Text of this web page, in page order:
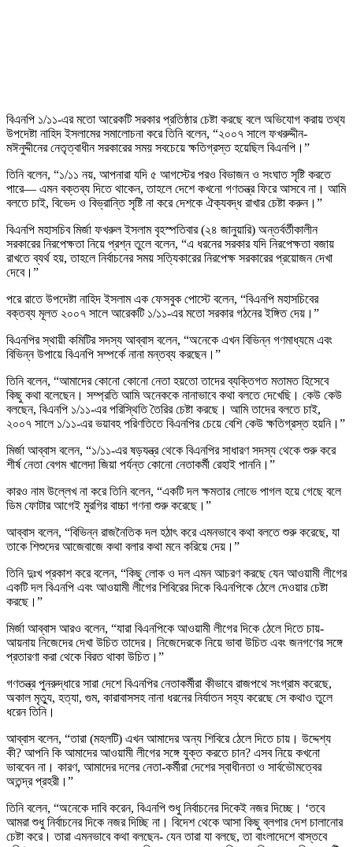
বিএনপি ১/১১-এর মতো আরেকটি সরকার প্রতিষ্ঠার চেষ্টা করছে বলে অভিযোগ করায় তথ্য
উপদেষ্টা নাহিদ ইসলামের সমালোচনা করে তিনি বলেন, “২০০৭ সালে ফখরুদ্দীন-
মঈনুদ্দীনের নেতৃত্বাধীন সরকারের সময় সবচেয়ে ক্ষতিগ্রস্ত হয়েছিল বিএনপি।”
তিনি বলেন, “১/১১ নয়, আপনারা যদি ৫ আগস্টের পরও বিভাজন ও সংঘাত সৃষ্টি করতে
পারে— এমন বক্তব্য দিতে থাকেন, তাহলে দেশে কখনো গণতন্ত্র ফিরে আসবে না। আমি
বলতে চাই, বিভেদ ও বিভ্রান্তি সৃষ্টি না করে দেশকে ঐক্যবদ্ধ রাখার চেষ্টা করুন।”
বিএনপি মহাসচিব মির্জা ফখরুল ইসলাম বৃহস্পতিবার (২৪ জানুয়ারি) অন্তর্বর্তীকালীন
সরকারের নিরপেক্ষতা নিয়ে প্রশ্ন তুলে বলেন, “এ ধরনের সরকার যদি নিরপেক্ষতা বজায়
রাখতে ব্যর্থ হয়, তাহলে নির্বাচনের সময় সত্যিকারের নিরপেক্ষ সরকারের প্রয়োজন দেখা
দেবে।”
পরে রাতে উপদেষ্টা নাহিদ ইসলাম এক ফেসবুক পোস্টে বলেন, “বিএনপি মহাসচিবের
বক্তব্য মূলত ২০০৭ সালে আরেকটি ১/১১-এর মতো সরকার গঠনের ইঙ্গিত দেয়।”
বিএনপির স্থায়ী কমিটির সদস্য আব্বাস বলেন, “অনেকে এখন বিভিন্ন গণমাধ্যমে এবং
বিভিন্ন উপায়ে বিএনপি সম্পর্কে নানা মন্তব্য করছেন।”
তিনি বলেন, “আমাদের কোনো কোনো নেতা হয়তো তাদের ব্যক্তিগত মতামত হিসেবে
কিছু কথা বলেছেন। সম্প্রতি আমি অনেককে নানাভাবে কথা বলতে দেখেছি। কেউ কেউ
বলছেন, বিএনপি ১/১১-এর পরিস্থিতি তৈরির চেষ্টা করছে। আমি তাদের বলতে চাই,
২০০৭ সালে ১/১১-এর ভয়াবহ পরিণতিতে বিএনপির চেয়ে বেশি কেউ ক্ষতিগ্রস্ত হয়নি।”
মির্জা আব্বাস বলেন, “১/১১-এর ষড়যন্ত্র থেকে বিএনপির সাধারণ সদস্য থেকে শুরু করে
শীর্ষ নেতা বেগম খালেদা জিয়া পর্যন্ত কোনো নেতাকর্মী রেহাই পাননি।”
কারও নাম উল্লেখ না করে তিনি বলেন, “একটি দল ক্ষমতার লোভে পাগল হয়ে গেছে বলে
ডিম ফোটার আগেই মুরগির বাচ্চা গণনা শুরু করেছে।”
আব্বাস বলেন, “বিভিন্ন রাজনৈতিক দল হঠাৎ করে এমনভাবে কথা বলতে শুরু করেছে, যা
তাকে শিশুদের আজেবাজে কথা বলার কথা মনে করিয়ে দেয়।”
তিনি দুঃখ প্রকাশ করে বলেন, “কিছু লোক ও দল এমন আচরণ করছে যেন আওয়ামী লীগের
একটি দল বিএনপি এবং আওয়ামী লীগের শিবিরের দিকে বিএনপিকে ঠেলে দেওয়ার চেষ্টা
করছে।”
মির্জা আব্বাস আরও বলেন, “যারা বিএনপিকে আওয়ামী লীগের দিকে ঠেলে দিতে চায়-
আয়নায় নিজেদের দেখা উচিত তাদের। নিজেদেরকে নিয়ে ভাবা উচিত এবং জনগণের সঙ্গে
প্রতারণা করা থেকে বিরত থাকা উচিত।”
গণতন্ত্র পুনরুদ্ধারে সারা দেশে বিএনপির নেতাকর্মীরা কীভাবে রাজপথে সংগ্রাম করেছে,
অকাল মৃত্যু, হত্যা, গুম, কারাবাসসহ নানা ধরনের নির্যাতন সহ্য করেছে সে কথাও তুলে
ধরেন তিনি।
আব্বাস বলেন, “তারা (মহলটি) এখন আমাদের অন্য শিবিরে ঠেলে দিতে চায়। উদ্দেশ্য
কী? আপনি কি আমাদের আওয়ামী লীগের সঙ্গে যুক্ত করতে চান? এসব নিয়ে কখনো
ভাববেন না। কারণ, আমাদের দলের নেতা-কর্মীরা দেশের স্বাধীনতা ও সার্বভৌমত্বের
অতন্দ্র প্রহরী।”
তিনি বলেন, “অনেকে দাবি করেন, বিএনপি শুধু নির্বাচনের দিকেই নজর দিচ্ছে। ‘তবে
আমরা শুধু নির্বাচনের দিকে নজর দিচ্ছি না। বিদেশ থেকে আসা কিছু ব্লগার দেশ চালানোর
চেষ্টা করে। তারা এমনভাবে কথা বলছেন- যেন তারা যা বলছে, তা বাংলাদেশে বাস্তবে